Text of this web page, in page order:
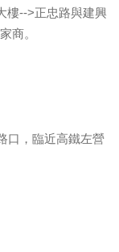
樓-->正忠路與建興
商。
口，臨近高鐵左營